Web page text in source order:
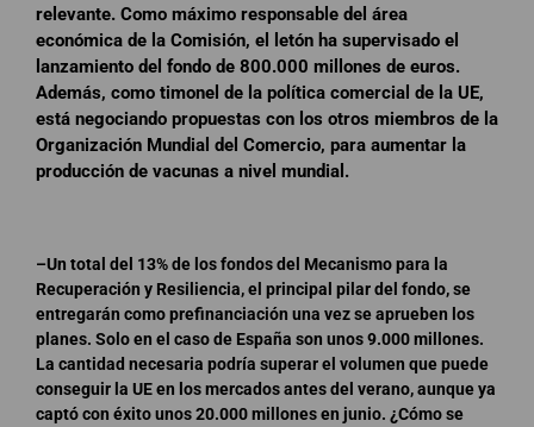
relevante. Como máximo responsable del área
económica de la Comisión, el letón ha supervisado el
lanzamiento del fondo de 800.000 millones de euros.
Además, como timonel de la política comercial de la UE,
está negociando propuestas con los otros miembros de la
Organización Mundial del Comercio, para aumentar la
producción de vacunas a nivel mundial.
–Un total del 13% de los fondos del Mecanismo para la
Recuperación y Resiliencia, el principal pilar del fondo, se
entregarán como prefinanciación una vez se aprueben los
planes. Solo en el caso de España son unos 9.000 millones.
La cantidad necesaria podría superar el volumen que puede
conseguir la UE en los mercados antes del verano, aunque ya
captó con éxito unos 20.000 millones en junio. ¿Cómo se